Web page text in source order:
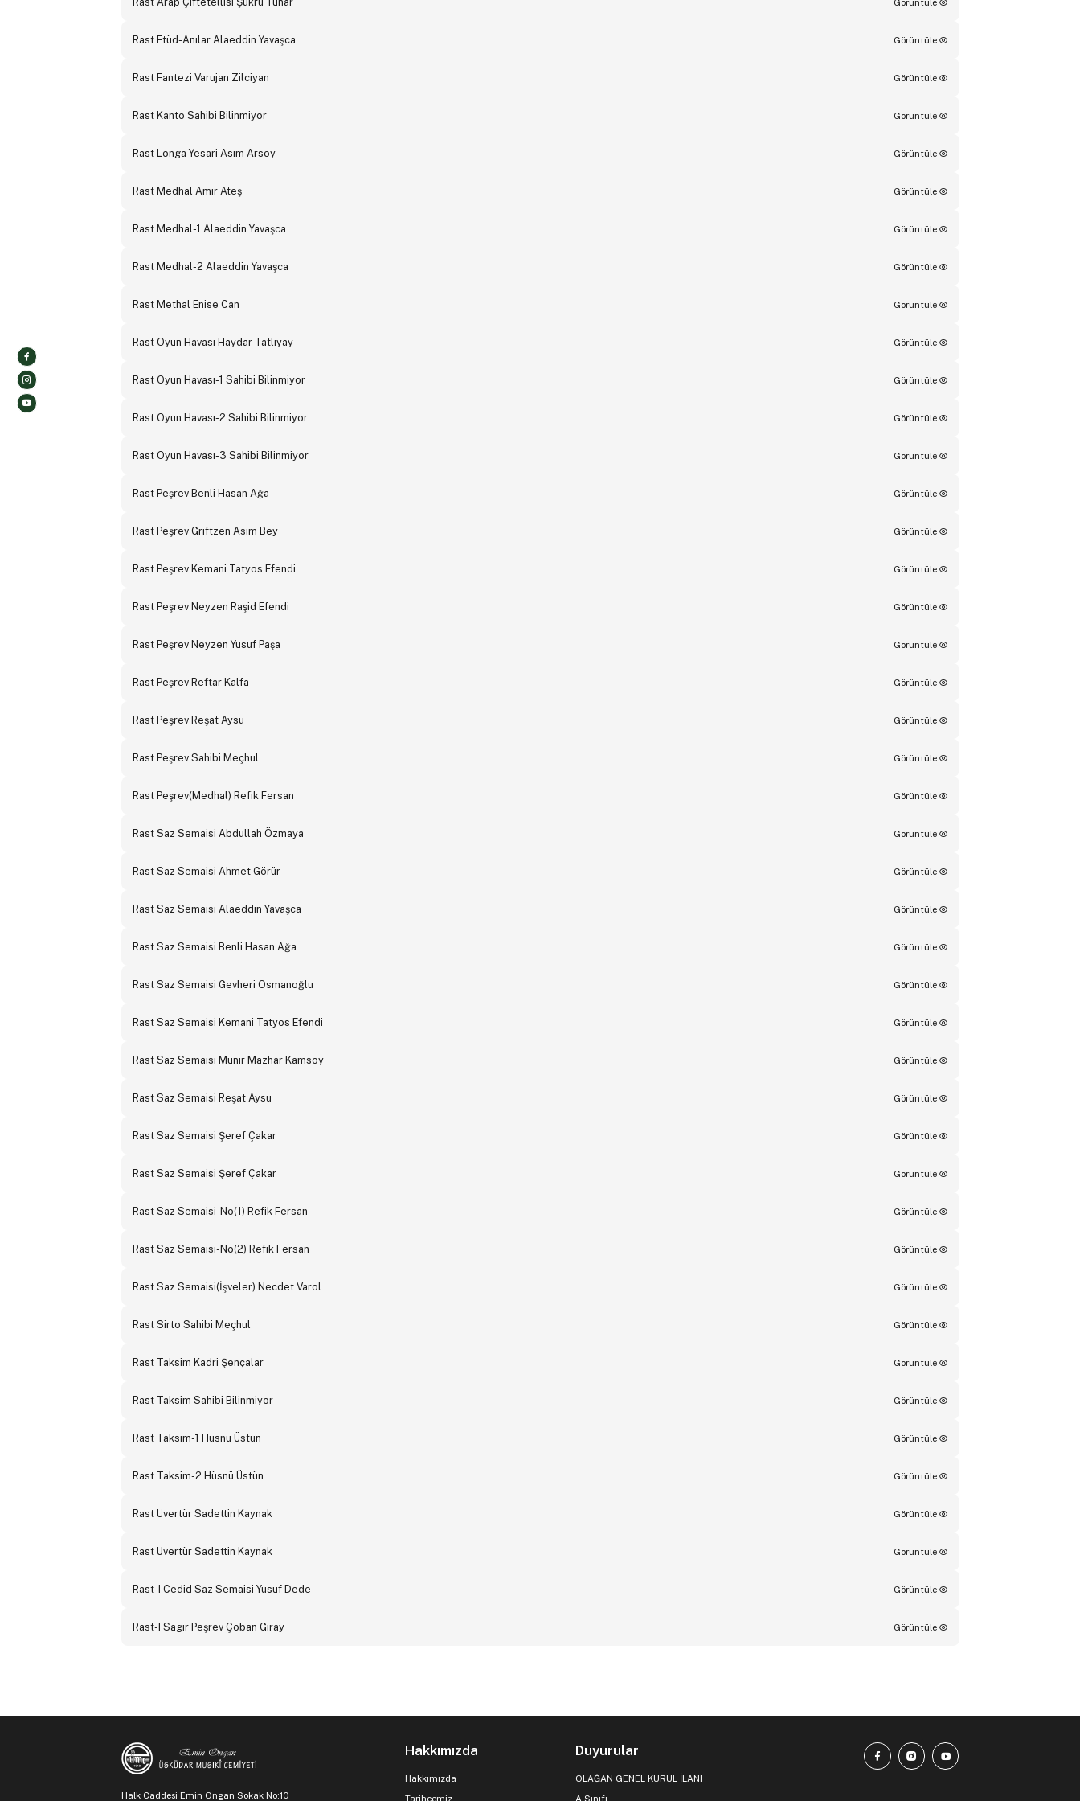
Rast Etüd-Anılar Alaeddin Yavaşca Görüntüle
Rast Fantezi Varujan Zilciyan Görüntüle
Rast Kanto Sahibi Bilinmiyor Görüntüle
Rast Longa Yesari Asım Arsoy Görüntüle
Rast Medhal Amir Ateş Görüntüle
Rast Medhal-1 Alaeddin Yavaşca Görüntüle
Rast Medhal-2 Alaeddin Yavaşca Görüntüle
Rast Methal Enise Can Görüntüle
Rast Oyun Havası Haydar Tatlıyay Görüntüle
Rast Oyun Havası-1 Sahibi Bilinmiyor Görüntüle
Rast Oyun Havası-2 Sahibi Bilinmiyor Görüntüle
Rast Oyun Havası-3 Sahibi Bilinmiyor Görüntüle
Rast Peşrev Benli Hasan Ağa Görüntüle
Rast Peşrev Griftzen Asım Bey Görüntüle
Rast Peşrev Kemani Tatyos Efendi Görüntüle
Rast Peşrev Neyzen Raşid Efendi Görüntüle
Rast Peşrev Neyzen Yusuf Paşa Görüntüle
Rast Peşrev Reftar Kalfa Görüntüle
Rast Peşrev Reşat Aysu Görüntüle
Rast Peşrev Sahibi Meçhul Görüntüle
Rast Peşrev(Medhal) Refik Fersan Görüntüle
Rast Saz Semaisi Abdullah Özmaya Görüntüle
Rast Saz Semaisi Ahmet Görür Görüntüle
Rast Saz Semaisi Alaeddin Yavaşca Görüntüle
Rast Saz Semaisi Benli Hasan Ağa Görüntüle
Rast Saz Semaisi Gevheri Osmanoğlu Görüntüle
Rast Saz Semaisi Kemani Tatyos Efendi Görüntüle
Rast Saz Semaisi Münir Mazhar Kamsoy Görüntüle
Rast Saz Semaisi Reşat Aysu Görüntüle
Rast Saz Semaisi Şeref Çakar Görüntüle
Rast Saz Semaisi Şeref Çakar Görüntüle
Rast Saz Semaisi-No(1) Refik Fersan Görüntüle
Rast Saz Semaisi-No(2) Refik Fersan Görüntüle
Rast Saz Semaisi(İşveler) Necdet Varol Görüntüle
Rast Sirto Sahibi Meçhul Görüntüle
Rast Taksim Kadri Şençalar Görüntüle
Rast Taksim Sahibi Bilinmiyor Görüntüle
Rast Taksim-1 Hüsnü Üstün Görüntüle
Rast Taksim-2 Hüsnü Üstün Görüntüle
Rast Üvertür Sadettin Kaynak Görüntüle
Rast Uvertür Sadettin Kaynak Görüntüle
Rast-I Cedid Saz Semaisi Yusuf Dede Görüntüle
Rast-I Sagir Peşrev Çoban Giray Görüntüle
Halk Caddesi Emin Ongan Sokak No:10
Hakkımızda
Hakkımızda
Duyurular
OLAĞAN GENEL KURUL İLANI